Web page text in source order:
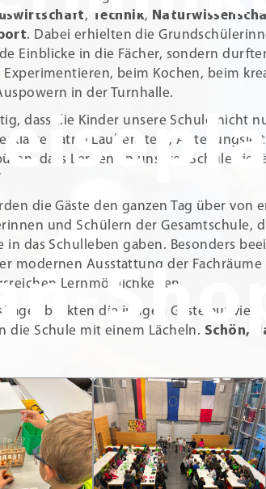
, Technik,
. Dabei erhielten die
Einblicke in die Fächer, sondern
Experimentieren, beim Kochen, beim
in der Turnhalle.
dass die Kinder unsere Schule nicht
Katrin Laubenstein,
dass Lernen an unserer Schule
die Gäste den ganzen Tag über von
und Schülern der Gesamtschule,
in das Schulleben gaben. Besonders
modernen Ausstattung der Fachräume
Lernmöglichkeiten.
Tages blickten die jungen Gäste auf
die Schule mit einem Lächeln. Schön,